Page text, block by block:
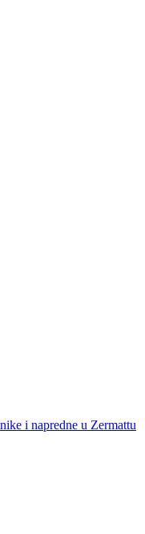
i napredne u Zermattu